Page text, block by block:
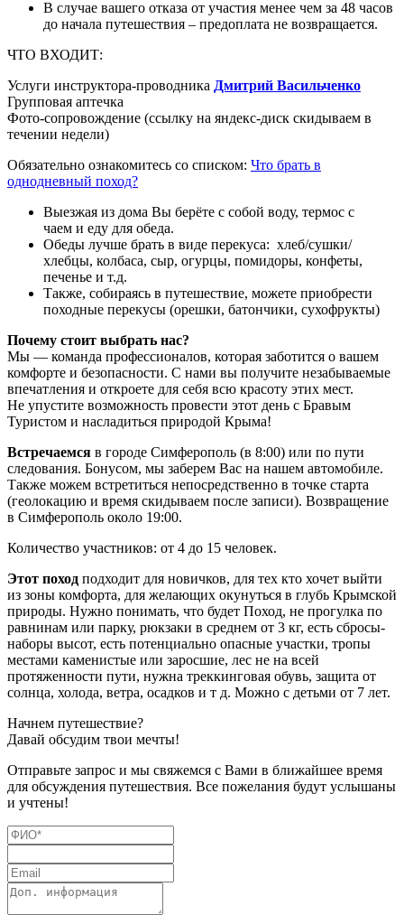
В случае вашего отказа от участия менее чем за 48 часов
до начала путешествия – предоплата не возвращается.
ЧТО ВХОДИТ:
Услуги инструктора-проводника Дмитрий Васильченко
Групповая аптечка
Фото-сопровождение (ссылку на яндекс-диск скидываем в
течении недели)
Обязательно ознакомитесь со списком: Что брать в
однодневный поход?
Выезжая из дома Вы берёте с собой воду, термос с
чаем и еду для обеда.
Обеды лучше брать в виде перекуса: хлеб/сушки/
хлебцы, колбаса, сыр, огурцы, помидоры, конфеты,
печенье и т.д.
Также, собираясь в путешествие, можете приобрести
походные перекусы (орешки, батончики, сухофрукты)
Почему стоит выбрать нас?
Мы — команда профессионалов, которая заботится о вашем
комфорте и безопасности. С нами вы получите незабываемые
впечатления и откроете для себя всю красоту этих мест.
Не упустите возможность провести этот день с Бравым
Туристом и насладиться природой Крыма!
Встречаемся в городе Симферополь (в 8:00) или по пути
следования. Бонусом, мы заберем Вас на нашем автомобиле.
Также можем встретиться непосредственно в точке старта
(геолокацию и время скидываем после записи). Возвращение
в Симферополь около 19:00.
Количество участников: от 4 до 15 человек.
Этот поход подходит для новичков, для тех кто хочет выйти
из зоны комфорта, для желающих окунуться в глубь Крымской
природы. Нужно понимать, что будет Поход, не прогулка по
равнинам или парку, рюкзаки в среднем от 3 кг, есть сбросы-
наборы высот, есть потенциально опасные участки, тропы
местами каменистые или заросшие, лес не на всей
протяженности пути, нужна треккинговая обувь, защита от
солнца, холода, ветра, осадков и т д. Можно с детьми от 7 лет.
Начнем путешествие?
Давай обсудим твои мечты!
Отправьте запрос и мы свяжемся с Вами в ближайшее время
для обсуждения путешествия. Все пожелания будут услышаны
и учтены!